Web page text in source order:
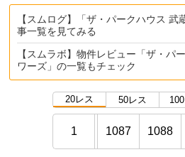
【スムログ】「ザ・パークハウス 武
事一覧を見てみる
【スムラボ】物件レビュー「ザ・パ
ワーズ」の一覧もチェック
20レス 50レス
1 1087 1088